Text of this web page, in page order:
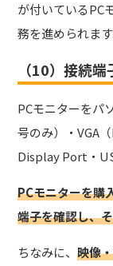
が付いているPC
務を進められます
（10）接続端
PCモニターをパ
号のみ）・VGA
Display Port・
PCモニターを購
端子を確認し、
ちなみに、映像